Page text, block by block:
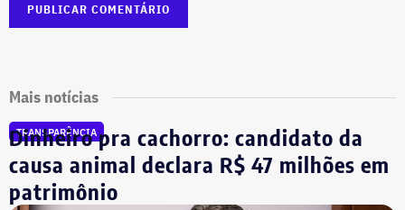
Mais notícias
TRANSPARÊNCIA
Dinheiro pra cachorro: candidato da
causa animal declara R$ 47 milhões em
patrimônio